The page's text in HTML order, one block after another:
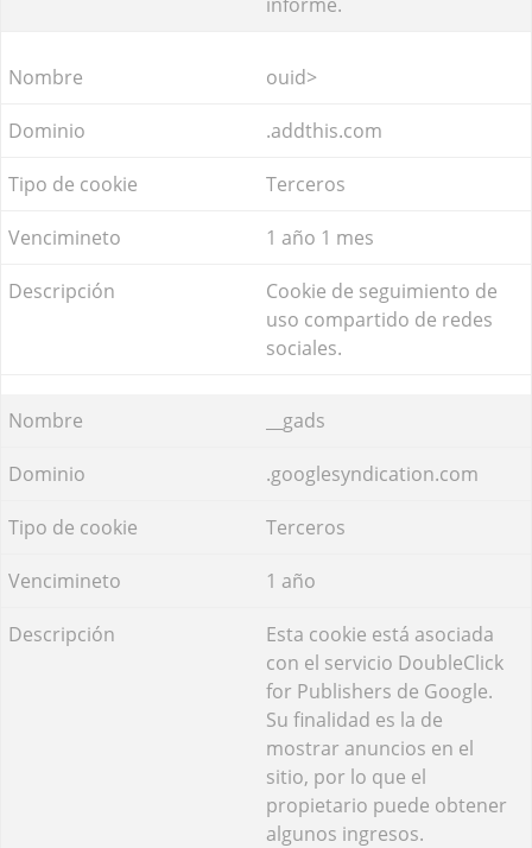
ouid>
.addthis.com
Terceros
1 año 1 mes
Cookie de seguimiento de
uso compartido de redes
sociales.
__gads
.googlesyndication.com
Terceros
1 año
Esta cookie está asociada
con el servicio DoubleClick
for Publishers de Google.
Su finalidad es la de
mostrar anuncios en el
sitio, por lo que el
propietario puede obtener
algunos ingresos.